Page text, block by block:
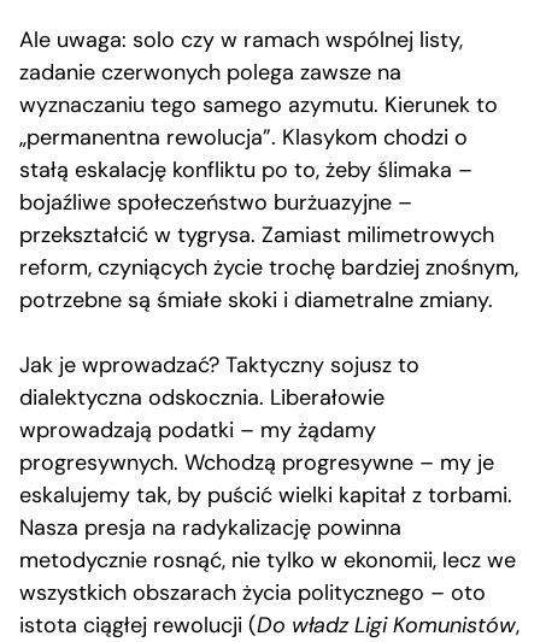
Ale uwaga: solo czy w ramach wspólnej listy,
zadanie czerwonych polega zawsze na
wyznaczaniu tego samego azymutu. Kierunek to
„permanentna rewolucja”. Klasykom chodzi o
stałą eskalację konfliktu po to, żeby ślimaka –
bojaźliwe społeczeństwo burżuazyjne –
przekształcić w tygrysa. Zamiast milimetrowych
reform, czyniących życie trochę bardziej znośnym,
potrzebne są śmiałe skoki i diametralne zmiany.
Jak je wprowadzać? Taktyczny sojusz to
dialektyczna odskocznia. Liberałowie
wprowadzają podatki – my żądamy
progresywnych. Wchodzą progresywne – my je
eskalujemy tak, by puścić wielki kapitał z torbami.
Nasza presja na radykalizację powinna
metodycznie rosnąć, nie tylko w ekonomii, lecz we
wszystkich obszarach życia politycznego – oto
istota ciągłej rewolucji (Do władz Ligi Komunistów,